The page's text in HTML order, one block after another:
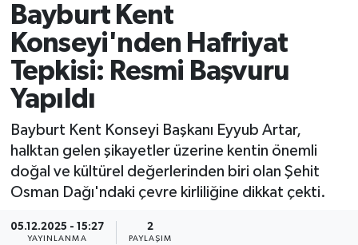
Bayburt Kent
Konseyi'nden Hafriyat
Tepkisi: Resmi Başvuru
Yapıldı
Bayburt Kent Konseyi Başkanı Eyyub Artar,
halktan gelen şikayetler üzerine kentin önemli
doğal ve kültürel değerlerinden biri olan Şehit
Osman Dağı'ndaki çevre kirliliğine dikkat çekti.
05.12.2025 - 15:27
YAYINLANMA
2
PAYLAŞIM
Süper Lig Puan Durumu ve Fikstür
Tüm Manşetler
Haber Arşivi